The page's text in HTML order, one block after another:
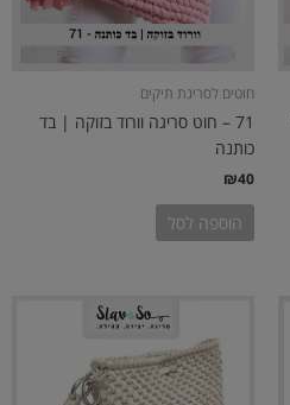
חוטים לסריגת תיקים
71 – חוט סריגה וורוד בזוקה | בד
כותנה
₪40
הוספה לסל